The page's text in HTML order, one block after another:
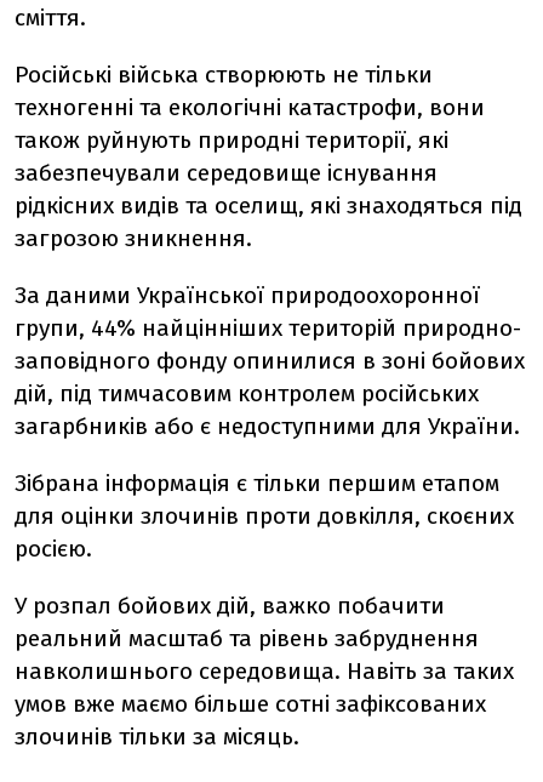
сміття.
Російські війська створюють не тільки
техногенні та екологічні катастрофи, вони
також руйнують природні території, які
забезпечували середовище існування
рідкісних видів та оселищ, які знаходяться під
загрозою зникнення.
За даними Української природоохоронної
групи, 44% найцінніших територій природно-
заповідного фонду опинилися в зоні бойових
дій, під тимчасовим контролем російських
загарбників або є недоступними для України.
Зібрана інформація є тільки першим етапом
для оцінки злочинів проти довкілля, скоєних
росією.
У розпал бойових дій, важко побачити
реальний масштаб та рівень забруднення
навколишнього середовища. Навіть за таких
умов вже маємо більше сотні зафіксованих
злочинів тільки за місяць.